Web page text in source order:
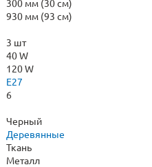
300 мм (30 см)
930 мм (93 см)
3 шт
40 W
120 W
E27
6
Черный
Деревянные
Ткань
Металл